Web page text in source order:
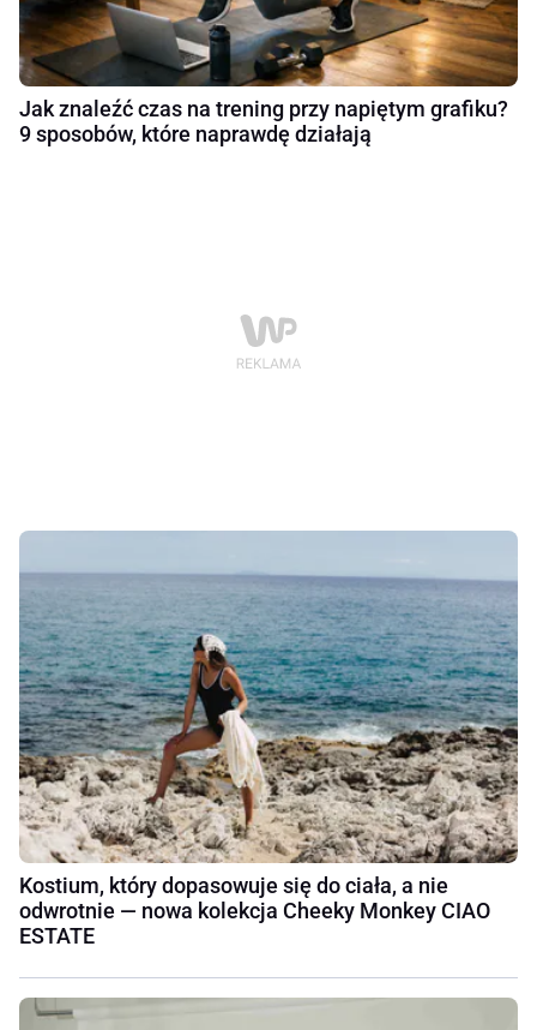
Jak znaleźć czas na trening przy napiętym grafiku?
9 sposobów, które naprawdę działają
Kostium, który dopasowuje się do ciała, a nie
odwrotnie — nowa kolekcja Cheeky Monkey CIAO
ESTATE